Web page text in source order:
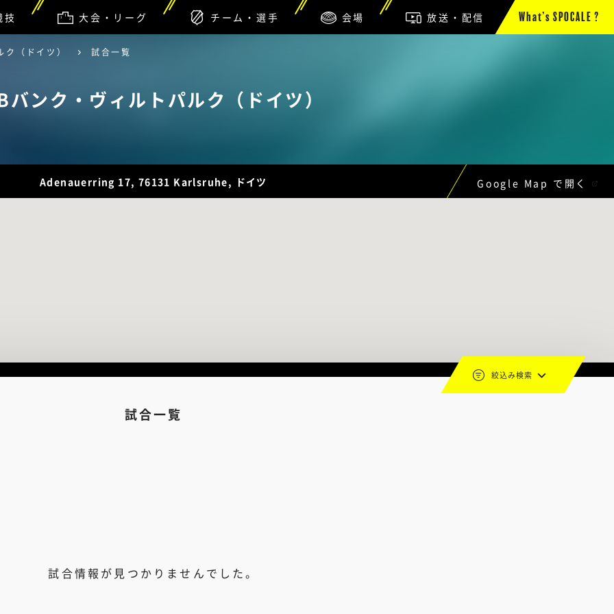
技 大会・リーグ チーム・選手 会場 放送・配信 What’s SPOCALE ?
（ドイツ） 試合一覧
バンク・ヴィルトパルク（ドイツ）
Adenauerring 17, 76131 Karlsruhe, ドイツ Google Map で開く
試合一覧
絞込み検索
試合情報が見つかりませんでした。